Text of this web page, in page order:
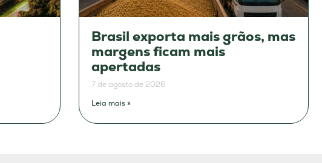
Brasil exporta mais grãos, mas
margens ficam mais
apertadas
7 de agosto de 2026
Leia mais »